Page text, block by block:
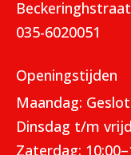
035-6020051
Openingstijden
Maandag:
Dinsdag t/m
Zaterdag: